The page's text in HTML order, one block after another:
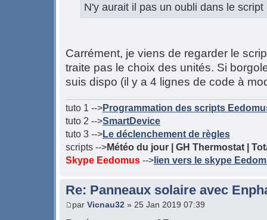
N'y aurait il pas un oubli dans le
Carrément, je viens de regarder le
traite pas le choix des unités. Si
suis dispo (il y a 4 lignes de code à
tuto 1 -->Programmation des scripts
tuto 2 -->SmartDevice
tuto 3 -->Le déclenchement de règles
scripts -->Météo du jour | GH Thermostat |
Skype Eedomus --> lien vers le skype
Re: Panneaux solaire avec
par Vicnau32 » 25 Jan 2019 07:39